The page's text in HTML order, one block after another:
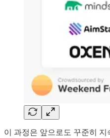
이 과정은 앞으로도 꾸준히